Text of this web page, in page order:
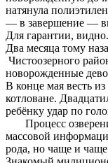
натянула
— в завершение —
Для гарантии, видно.
Два месяца тому
Чистоозерного
новорожденные
В конце мая весть
котловане.
ребёнку удар по
Процесс
массовой
рода, но чаще и